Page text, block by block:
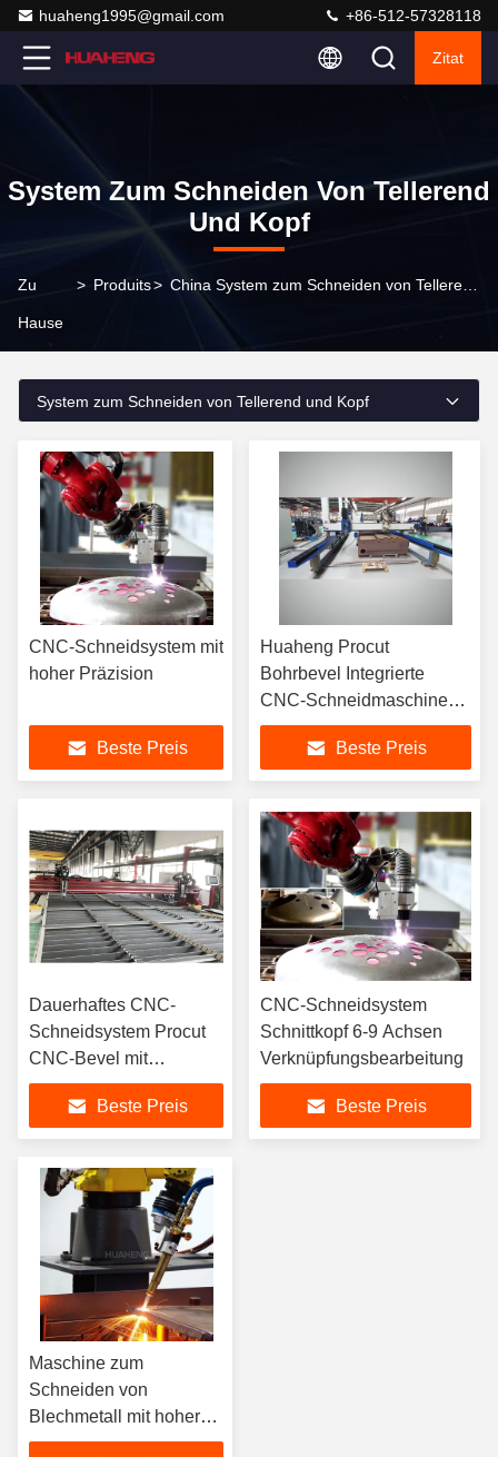
huaheng1995@gmail.com +86-512-57328118
Zitat
System Zum Schneiden Von Tellerend
Und Kopf
Zu
Hause
> Produits> China System zum Schneiden von Tellerend und Kopf
System zum Schneiden von Tellerend und Kopf
CNC-Schneidsystem mit
hoher Präzision
Beste Preis
Huaheng Procut
Bohrbevel Integrierte
CNC-Schneidmaschine
hohe Steifigkeit
Beste Preis
Dauerhaftes CNC-
Schneidsystem Procut
CNC-Bevel mit
Zweiachsigkopf
Beste Preis
CNC-Schneidsystem
Schnittkopf 6-9 Achsen
Verknüpfungsbearbeitung
Beste Preis
Maschine zum
Schneiden von
Blechmetall mit hoher
Präzision